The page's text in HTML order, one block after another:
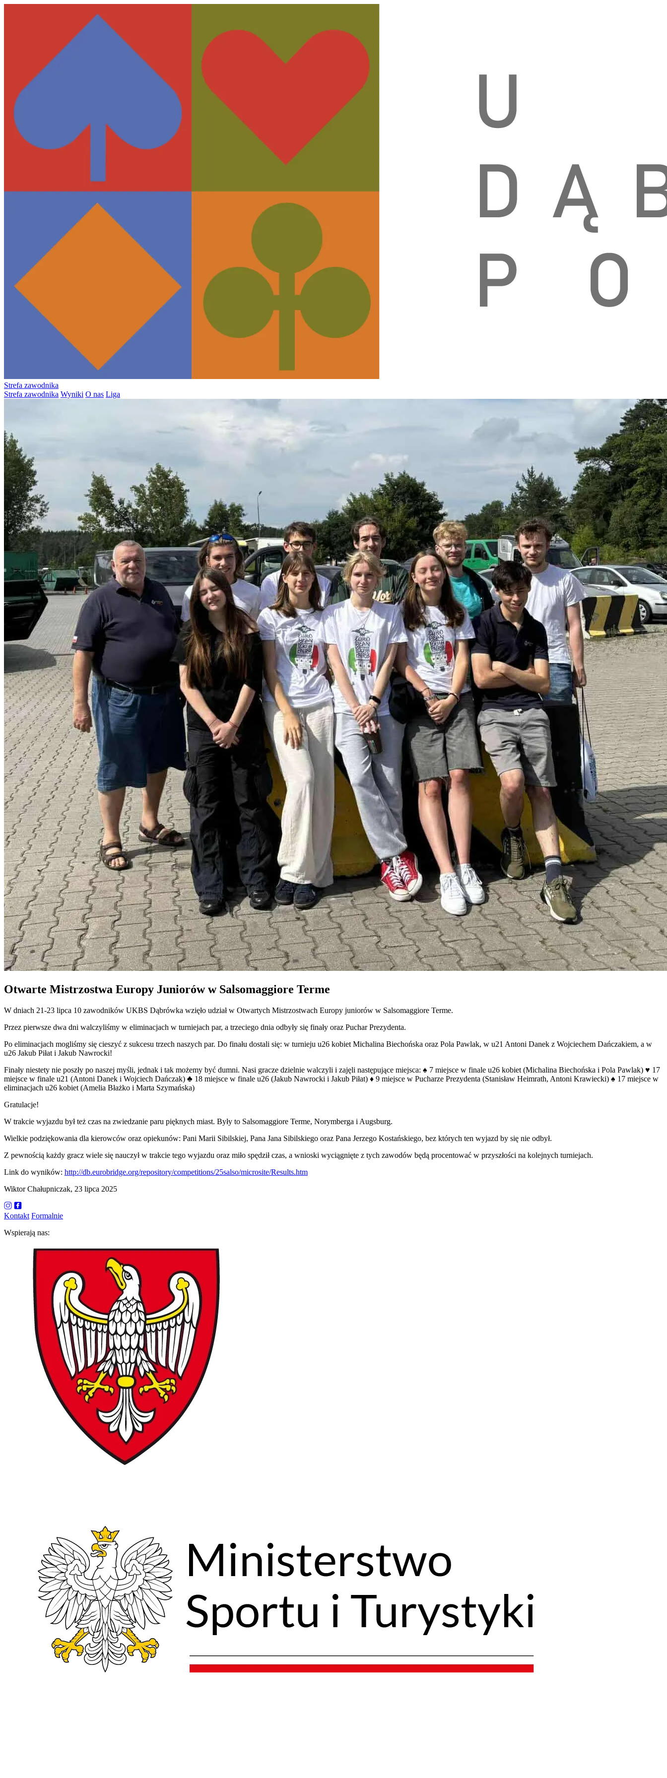
Strefa zawodnika
Strefa zawodnika Wyniki O nas Liga
Otwarte Mistrzostwa Europy Juniorów w Salsomaggiore Terme
W dniach 21-23 lipca 10 zawodników UKBS Dąbrówka wzięło udział w Otwartych Mistrzostwach Europy juniorów w Salsomaggiore Terme.
Przez pierwsze dwa dni walczyliśmy w eliminacjach w turniejach par, a trzeciego dnia odbyły się finały oraz Puchar Prezydenta.
Po eliminacjach mogliśmy się cieszyć z sukcesu trzech naszych par. Do finału dostali się: w turnieju u26 kobiet Michalina Biechońska oraz Pola Pawlak, w u21 Antoni Danek z Wojciechem Dańczakiem, a w
u26 Jakub Piłat i Jakub Nawrocki!
Finały niestety nie poszły po naszej myśli, jednak i tak możemy być dumni. Nasi gracze dzielnie walczyli i zajęli następujące miejsca: ♠️ 7 miejsce w finale u26 kobiet (Michalina Biechońska i Pola Pawlak) ♥️ 17
miejsce w finale u21 (Antoni Danek i Wojciech Dańczak) ♣️ 18 miejsce w finale u26 (Jakub Nawrocki i Jakub Piłat) ♦️ 9 miejsce w Pucharze Prezydenta (Stanisław Heimrath, Antoni Krawiecki) ♠️ 17 miejsce w
eliminacjach u26 kobiet (Amelia Błażko i Marta Szymańska)
Gratulacje!
W trakcie wyjazdu był też czas na zwiedzanie paru pięknych miast. Były to Salsomaggiore Terme, Norymberga i Augsburg.
Wielkie podziękowania dla kierowców oraz opiekunów: Pani Marii Sibilskiej, Pana Jana Sibilskiego oraz Pana Jerzego Kostańskiego, bez których ten wyjazd by się nie odbył.
Z pewnością każdy gracz wiele się nauczył w trakcie tego wyjazdu oraz miło spędził czas, a wnioski wyciągnięte z tych zawodów będą procentować w przyszłości na kolejnych turniejach.
Link do wyników: http://db.eurobridge.org/repository/competitions/25salso/microsite/Results.htm
Wiktor Chałupniczak, 23 lipca 2025
Kontakt Formalnie
Wspierają nas: